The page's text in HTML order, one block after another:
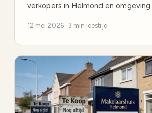
verkopers in Helmond en omgeving.
12 mei 2026 · 3 min leestijd